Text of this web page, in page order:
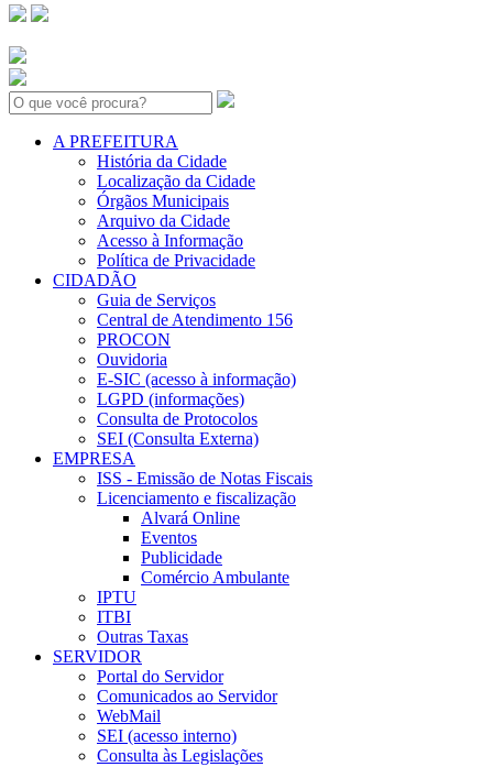
Search:
A PREFEITURA
História da Cidade
Localização da Cidade
Órgãos Municipais
Arquivo da Cidade
Acesso à Informação
Política de Privacidade
CIDADÃO
Guia de Serviços
Central de Atendimento 156
PROCON
Ouvidoria
E-SIC (acesso à informação)
LGPD (informações)
Consulta de Protocolos
SEI (Consulta Externa)
EMPRESA
ISS - Emissão de Notas Fiscais
Licenciamento e fiscalização
Alvará Online
Eventos
Publicidade
Comércio Ambulante
IPTU
ITBI
Outras Taxas
SERVIDOR
Portal do Servidor
Comunicados ao Servidor
WebMail
SEI (acesso interno)
Consulta às Legislações